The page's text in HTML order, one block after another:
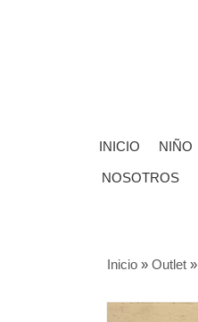
INICIO NIÑO
NOSOTROS
Inicio» Outlet»